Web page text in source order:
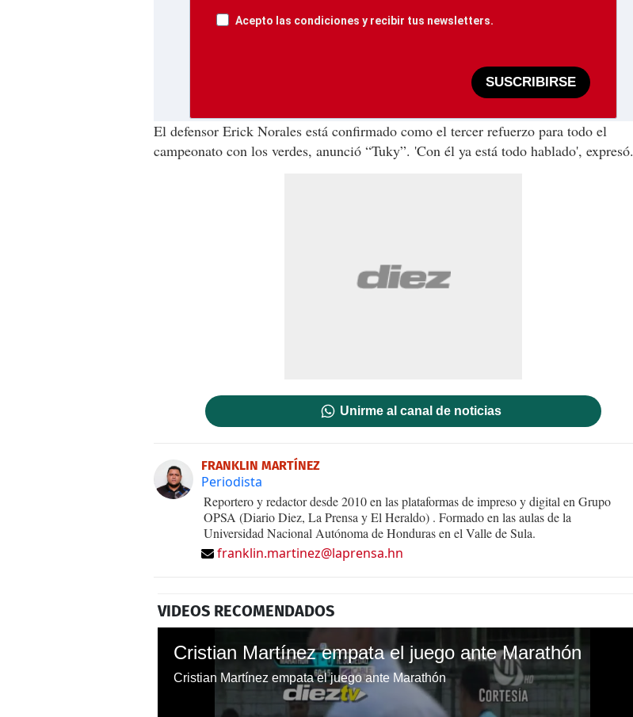
Acepto las condiciones y recibir tus newsletters.
SUSCRIBIRSE
El defensor Erick Norales está confirmado como el tercer refuerzo para todo el
campeonato con los verdes, anunció “Tuky”. 'Con él ya está todo hablado', expresó.
Unirme al canal de noticias
FRANKLIN MARTÍNEZ
Periodista
Reportero y redactor desde 2010 en las plataformas de impreso y digital en Grupo
OPSA (Diario Diez, La Prensa y El Heraldo) . Formado en las aulas de la
Universidad Nacional Autónoma de Honduras en el Valle de Sula.
franklin.martinez@laprensa.hn
VIDEOS RECOMENDADOS
Cristian Martínez empata el juego ante Marathón
Cristian Martínez empata el juego ante Marathón